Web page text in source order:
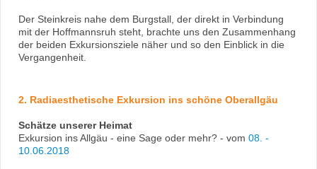
Der Steinkreis nahe dem Burgstall, der direkt in Verbindung
mit der Hoffmannsruh steht, brachte uns den Zusammenhang
der beiden Exkursionsziele näher und so den Einblick in die
Vergangenheit.
2. Radiaesthetische Exkursion ins schöne Oberallgäu
Schätze unserer Heimat
Exkursion ins Allgäu - eine Sage oder mehr? - vom 08. -
10.06.2018